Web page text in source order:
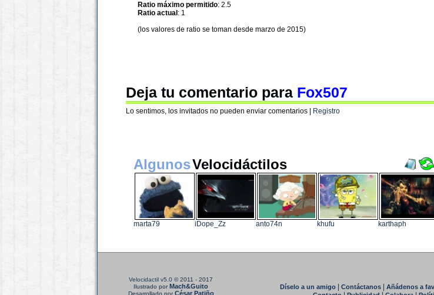
Ratio máximo permitido: 2.5
Ratio actual : 1
(los valores de ratio se toman desde marzo de 2015)
Deja tu comentario para Fox507
Lo sentimos, los invitados no pueden enviar comentarios | Registro
AlgunosVelocidáctilos
marta79 iDope_Zz anto74n khufu karthaph
Velocidactil v5.0 © 2011 - 2017
Ilustrado porMach&Guito
Desarrollado porCésar Patiño
Díselo a un amigo| Contáctanos| Añádenos a